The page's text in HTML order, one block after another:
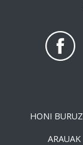
HONI BURUZ
ARAUAK